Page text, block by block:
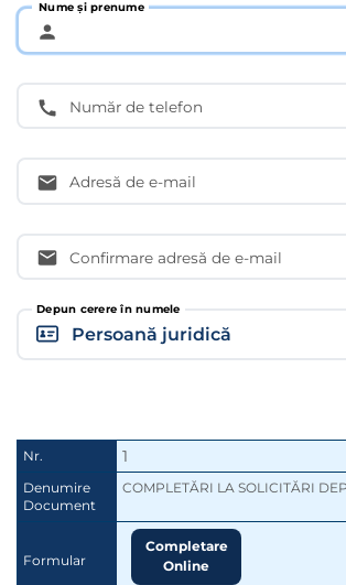
Nume și prenume
Număr de telefon
Adresă de e-mail
Confirmare adresă de e-mail
Depun cerere în numele
Nr. 1
Denumire
Document
COMPLETĂRI LA SOLICITĂRI
Formular
Completare
Online